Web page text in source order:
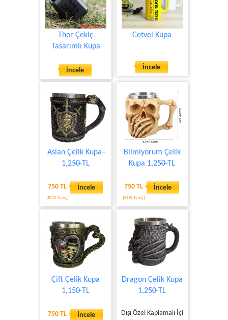
Thor Çekiç
Tasarımlı Kupa
İncele
Cetvel Kupa
İncele
Aslan Çelik Kupa ̶
1,25̶0̶ TL
750 TL
(KDV hariç)
İncele
Bilmiyorum Çelik
Kupa 1,25̶0̶ TL
750 TL
(KDV hariç)
İncele
Çift Çelik Kupa
1,150̶ TL
750 TL İncele
Dragon Çelik Kupa
1,25̶0̶ TL
Dışı Özel Kaplamalı İçi